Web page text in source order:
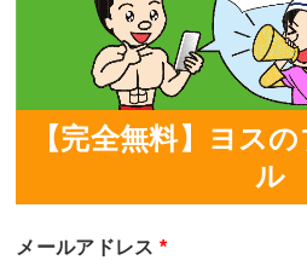
【完全無料】ヨス
ル
メールアドレス *